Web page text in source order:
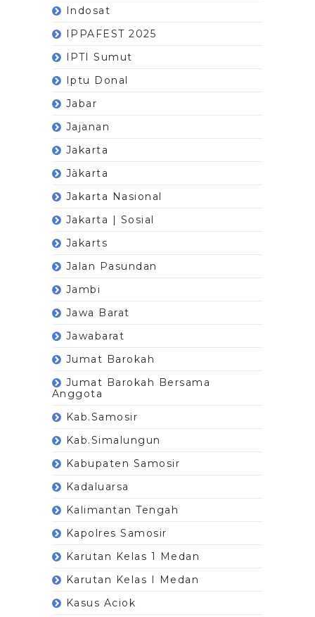
Indosat
IPPAFEST 2025
IPTI Sumut
Iptu Donal
Jabar
Jajanan
Jakarta
Jàkarta
Jakarta Nasional
Jakarta | Sosial
Jakarts
Jalan Pasundan
Jambi
Jawa Barat
Jawabarat
Jumat Barokah
Jumat Barokah Bersama
Anggota
Kab.Samosir
Kab.Simalungun
Kabupaten Samosir
Kadaluarsa
Kalimantan Tengah
Kapolres Samosir
Karutan Kelas 1 Medan
Karutan Kelas I Medan
Kasus Aciok